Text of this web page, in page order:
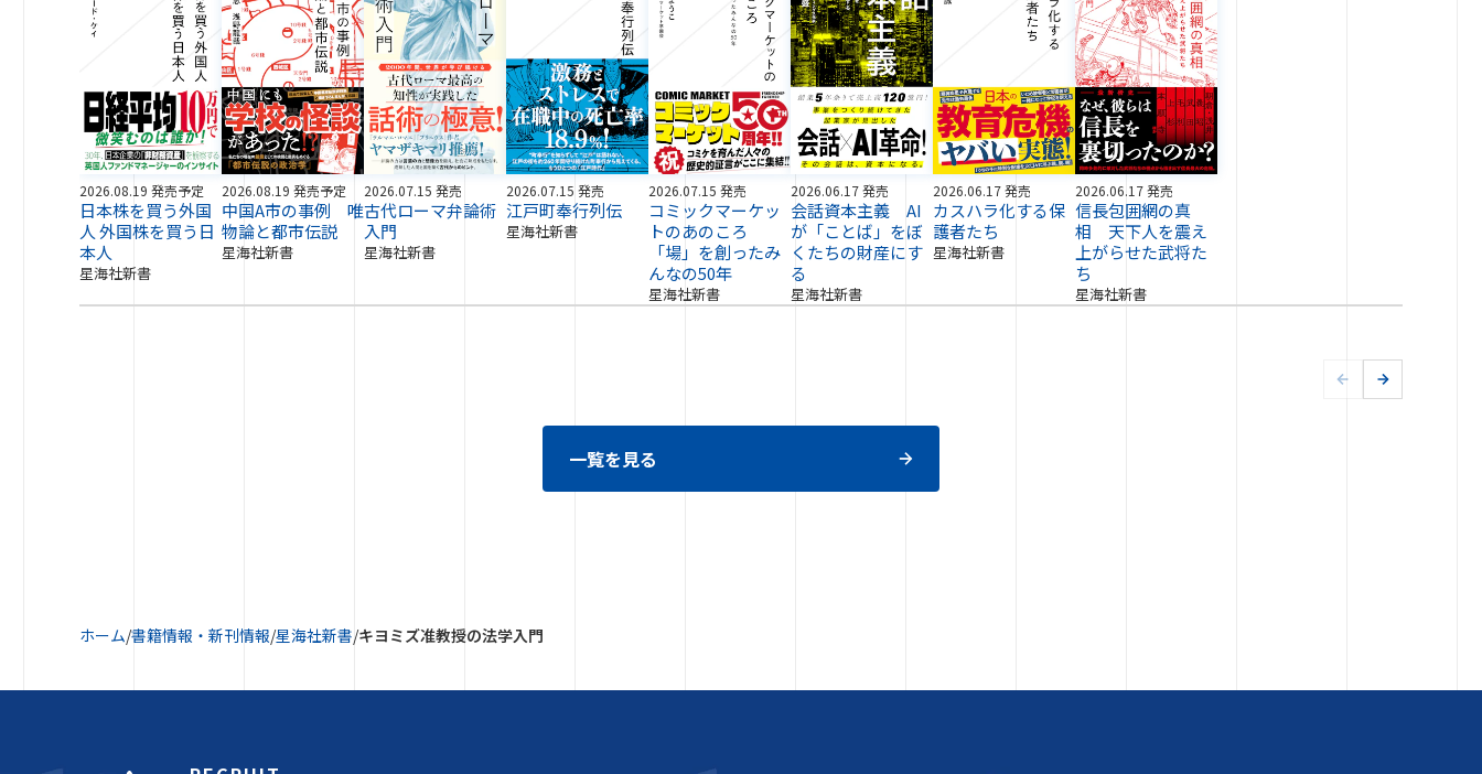
2026.08.19 発売予定
日本株を買う外国
人 外国株を買う日
本人
星海社新書
2026.08.19 発売予定
中国A市の事例 唯
物論と都市伝説
星海社新書
2026.07.15 発売
古代ローマ弁論術
入門
星海社新書
2026.07.15 発売
江戸町奉行列伝
星海社新書
2026.07.15 発売
コミックマーケッ
トのあのころ
「場」を創ったみ
んなの50年
星海社新書
2026.06.17 発売
会話資本主義 AI
が「ことば」をぼ
くたちの財産にす
る
星海社新書
2026.06.17 発売
カスハラ化する保
護者たち
星海社新書
2026.06.17 発売
信長包囲網の真
相 天下人を震え
上がらせた武将た
ち
星海社新書
一覧を見る
ホーム/書籍情報・新刊情報/星海社新書/キヨミズ准教授の法学入門